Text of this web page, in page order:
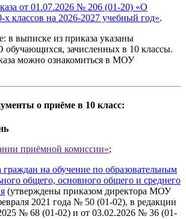
от 01.07.2026 № 206 (01-20) «О
х классов на 2026-2027 учебный год».
в выписке из приказа указаны
зачисленных в 10 классы.
можно ознакомиться в МОУ
о приёме в 10 класс:
приёмной комиссии»;
на обучение по образовательным
общего, основного общего и среднего
(утверждены приказом директора МОУ
2021 года № 50 (01-02), в редакции
№ 68 (01-02) и от 03.02.2026 № 36 (01-